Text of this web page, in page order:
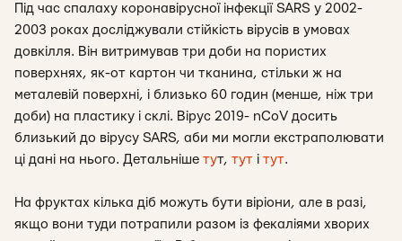
Під час спалаху коронавірусної інфекції SARS у 2002-
2003 роках досліджували стійкість вірусів в умовах
довкілля. Він витримував три доби на пористих
поверхнях, як-от картон чи тканина, стільки ж на
металевій поверхні, і близько 60 годин (менше, ніж три
доби) на пластику і склі. Вірус 2019- nCoV досить
близький до вірусу SARS, аби ми могли екстраполювати
ці дані на нього. Детальніше тут, тут і тут.
На фруктах кілька діб можуть бути віріони, але в разі,
якщо вони туди потрапили разом із фекаліями хворих